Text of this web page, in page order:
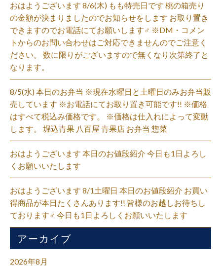
おはようございます 8/6(木) もも特売日です 桃の箱売り
の金額が決まりましたのでお知らせをします お取り置き
できますのでお電話にてお願いします‍♂️ ※DM・コメン
トからのお問い合わせはご対応できませんのでご注意く
ださい。 数に限りがございますので無くなり次第終了と
なります。
8/5(水) 本日のお弁当 ※現在水曜日と土曜日のみお弁当販
売しています ※お電話にてお取り置き可能です!! ※価格
はすべて税込み価格です。 ※価格は仕入れによって変動
します。 堀込青果 八百屋 青果店 お弁当 惣菜
おはようございます 本日のお値段紹介 今日も1日よろし
くお願いいたします
おはようございます 8/1土曜日 本日のお値段紹介 お買い
得商品が本日たくさんあります!! 皆様のお越しお待ちし
ております‍♂️ 今日も1日よろしくお願いいたします
アーカイブ
2026年8月